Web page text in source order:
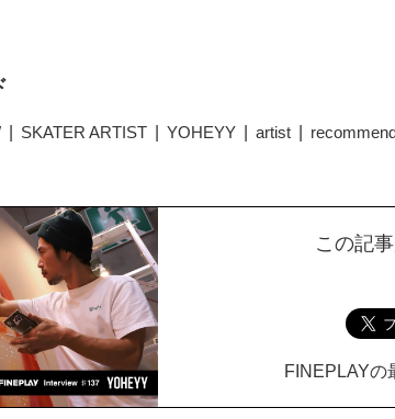
SKATER ARTIST YOHEYY artist
この記
FINEPLAYの